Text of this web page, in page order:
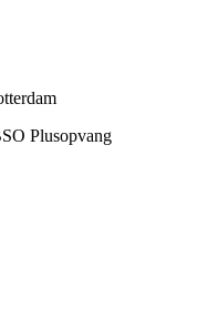
Plusopvang